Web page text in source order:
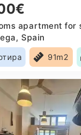
apartment for
Spain
91m2